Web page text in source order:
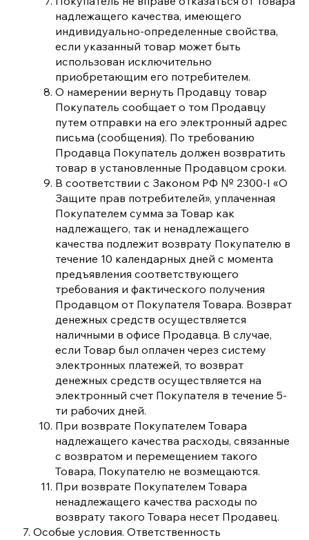
надлежащего качества, имеющего
индивидуально-определенные свойства,
если указанный товар может быть
использован исключительно
приобретающим его потребителем.
О намерении вернуть Продавцу товар
Покупатель сообщает о том Продавцу
путем отправки на его электронный адрес
письма (сообщения). По требованию
Продавца Покупатель должен возвратить
товар в установленные Продавцом сроки.
В соответствии с Законом РФ № 2300-I «О
Защите прав потребителей», уплаченная
Покупателем сумма за Товар как
надлежащего, так и ненадлежащего
качества подлежит возврату Покупателю в
течение 10 календарных дней с момента
предъявления соответствующего
требования и фактического получения
Продавцом от Покупателя Товара. Возврат
денежных средств осуществляется
наличными в офисе Продавца. В случае,
если Товар был оплачен через систему
электронных платежей, то возврат
денежных средств осуществляется на
электронный счет Покупателя в течение 5-
ти рабочих дней.
При возврате Покупателем Товара
надлежащего качества расходы, связанные
с возвратом и перемещением такого
Товара, Покупателю не возмещаются.
При возврате Покупателем Товара
ненадлежащего качества расходы по
возврату такого Товара несет Продавец.
Особые условия. Ответственность